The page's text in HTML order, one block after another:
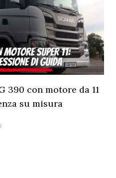
390 con motore da 11
su misura